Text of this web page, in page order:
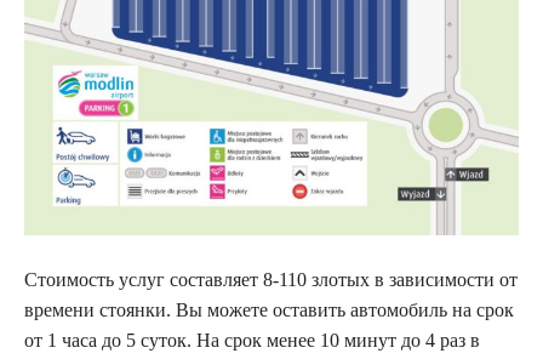
Стоимость услуг составляет 8-110 злотых в зависимости от
времени стоянки. Вы можете оставить автомобиль на срок
от 1 часа до 5 суток. На срок менее 10 минут до 4 раз в